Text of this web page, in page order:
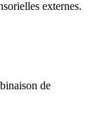
externes.
de